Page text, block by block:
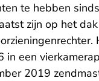
te hebben
zijn op het
in een
2019